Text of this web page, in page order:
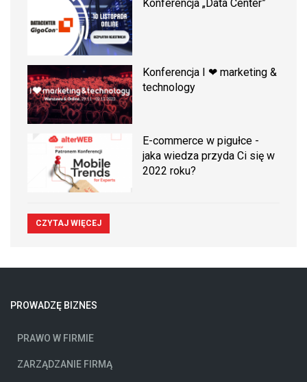
Konferencja „Data Center”
Konferencja I ❤ marketing &
technology
E-commerce w pigułce -
jaka wiedza przyda Ci się w
2022 roku?
CZYTAJ WIĘCEJ
PROWADZĘ BIZNES
PRAWO W FIRMIE
ZARZĄDZANIE FIRMĄ